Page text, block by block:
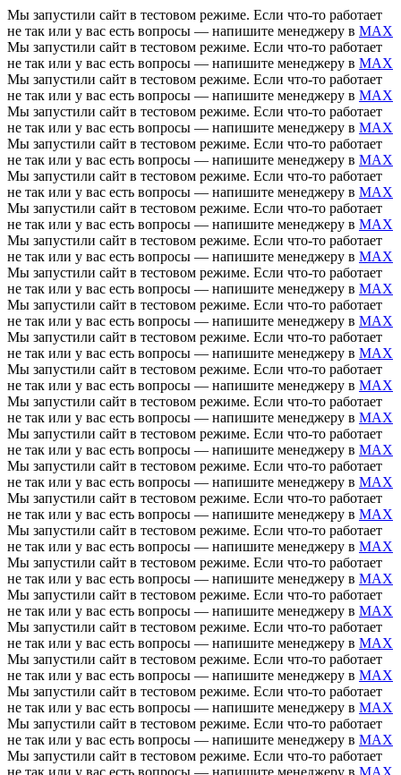
Мы запустили сайт в тестовом режиме. Если что-то работает
не так или у вас есть вопросы — напишите менеджеру в MAX
Мы запустили сайт в тестовом режиме. Если что-то работает
не так или у вас есть вопросы — напишите менеджеру в MAX
Мы запустили сайт в тестовом режиме. Если что-то работает
не так или у вас есть вопросы — напишите менеджеру в MAX
Мы запустили сайт в тестовом режиме. Если что-то работает
не так или у вас есть вопросы — напишите менеджеру в MAX
Мы запустили сайт в тестовом режиме. Если что-то работает
не так или у вас есть вопросы — напишите менеджеру в MAX
Мы запустили сайт в тестовом режиме. Если что-то работает
не так или у вас есть вопросы — напишите менеджеру в MAX
Мы запустили сайт в тестовом режиме. Если что-то работает
не так или у вас есть вопросы — напишите менеджеру в MAX
Мы запустили сайт в тестовом режиме. Если что-то работает
не так или у вас есть вопросы — напишите менеджеру в MAX
Мы запустили сайт в тестовом режиме. Если что-то работает
не так или у вас есть вопросы — напишите менеджеру в MAX
Мы запустили сайт в тестовом режиме. Если что-то работает
не так или у вас есть вопросы — напишите менеджеру в MAX
Мы запустили сайт в тестовом режиме. Если что-то работает
не так или у вас есть вопросы — напишите менеджеру в MAX
Мы запустили сайт в тестовом режиме. Если что-то работает
не так или у вас есть вопросы — напишите менеджеру в MAX
Мы запустили сайт в тестовом режиме. Если что-то работает
не так или у вас есть вопросы — напишите менеджеру в MAX
Мы запустили сайт в тестовом режиме. Если что-то работает
не так или у вас есть вопросы — напишите менеджеру в MAX
Мы запустили сайт в тестовом режиме. Если что-то работает
не так или у вас есть вопросы — напишите менеджеру в MAX
Мы запустили сайт в тестовом режиме. Если что-то работает
не так или у вас есть вопросы — напишите менеджеру в MAX
Мы запустили сайт в тестовом режиме. Если что-то работает
не так или у вас есть вопросы — напишите менеджеру в MAX
Мы запустили сайт в тестовом режиме. Если что-то работает
не так или у вас есть вопросы — напишите менеджеру в MAX
Мы запустили сайт в тестовом режиме. Если что-то работает
не так или у вас есть вопросы — напишите менеджеру в MAX
Мы запустили сайт в тестовом режиме. Если что-то работает
не так или у вас есть вопросы — напишите менеджеру в MAX
Мы запустили сайт в тестовом режиме. Если что-то работает
не так или у вас есть вопросы — напишите менеджеру в MAX
Мы запустили сайт в тестовом режиме. Если что-то работает
не так или у вас есть вопросы — напишите менеджеру в MAX
Мы запустили сайт в тестовом режиме. Если что-то работает
не так или у вас есть вопросы — напишите менеджеру в MAX
Мы запустили сайт в тестовом режиме. Если что-то работает
не так или у вас есть вопросы — напишите менеджеру в MAX